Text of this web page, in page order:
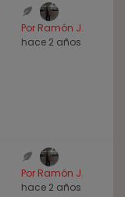
Por Ramón J.
hace 2 años
Por Ramón J.
hace 2 años